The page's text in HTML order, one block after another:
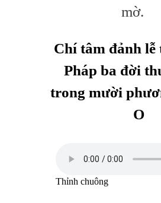
mờ.
Chí tâm đảnh lễ
Pháp ba đời
trong mười
O
Thỉnh chuông